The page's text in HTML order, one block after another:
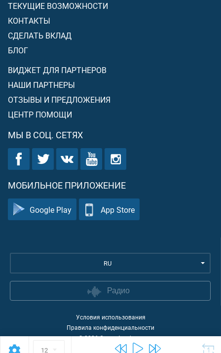
12
ТЕКУЩИЕ ВОЗМОЖНОСТИ
КОНТАКТЫ
СДЕЛАТЬ ВКЛАД
БЛОГ
ВИДЖЕТ ДЛЯ ПАРТНЕРОВ
НАШИ ПАРТНЕРЫ
ОТЗЫВЫ И ПРЕДЛОЖЕНИЯ
ЦЕНТР ПОМОЩИ
МЫ В СОЦ. СЕТЯХ
МОБИЛЬНОЕ ПРИЛОЖЕНИЕ
Google Play App Store
RU
Радио
Условия использования
Правила конфиденциальности
©2026Quran Academy